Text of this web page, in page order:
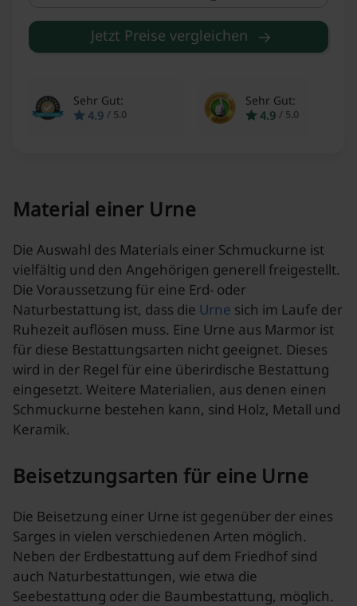
Jetzt Preise vergleichen
Sehr Gut:
4.9 / 5.0
Sehr Gut:
4.9 / 5.0
Material einer Urne
Die Auswahl des Materials einer Schmuckurne ist
vielfältig und den Angehörigen generell freigestellt.
Die Voraussetzung für eine Erd- oder
Naturbestattung ist, dass die Urne sich im Laufe der
Ruhezeit auflösen muss. Eine Urne aus Marmor ist
für diese Bestattungsarten nicht geeignet. Dieses
wird in der Regel für eine überirdische Bestattung
eingesetzt. Weitere Materialien, aus denen einen
Schmuckurne bestehen kann, sind Holz, Metall und
Keramik.
Beisetzungsarten für eine Urne
Die Beisetzung einer Urne ist gegenüber der eines
Sarges in vielen verschiedenen Arten möglich.
Neben der Erdbestattung auf dem Friedhof sind
auch Naturbestattungen, wie etwa die
Seebestattung oder die Baumbestattung, möglich.